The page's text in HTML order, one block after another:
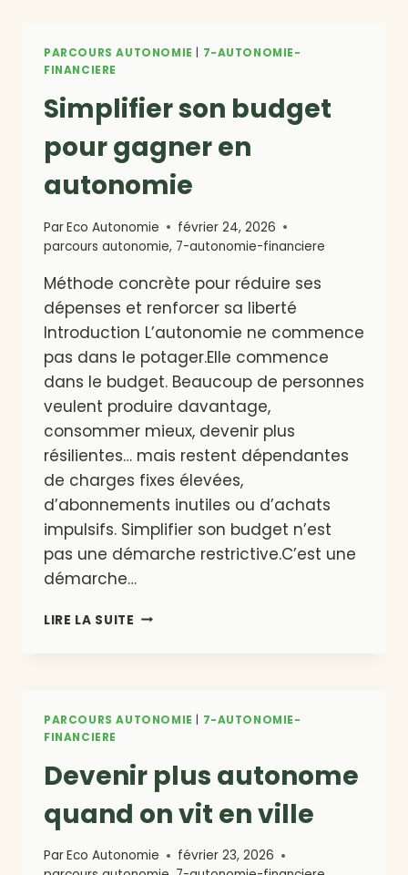
PARCOURS AUTONOMIE
7-AUTONOMIE-
FINANCIERE
Simplifier son budget
pour gagner en
autonomie
ParEco Autonomie
février 24, 2026
parcours autonomie, 7-autonomie-financiere
Méthode concrète pour réduire ses
dépenses et renforcer sa liberté
Introduction L’autonomie ne commence
pas dans le potager.Elle commence
dans le budget. Beaucoup de personnes
veulent produire davantage,
consommer mieux, devenir plus
résilientes… mais restent dépendantes
de charges fixes élevées,
d’abonnements inutiles ou d’achats
impulsifs. Simplifier son budget n’est
pas une démarche restrictive.C’est une
démarche…
LIRE LA SUITE SIMPLIFIER
AUTONOMIE
PARCOURS AUTONOMIE
7-AUTONOMIE-
FINANCIERE
Devenir plus autonome
quand on vit en ville
ParEco Autonomie
février 23, 2026